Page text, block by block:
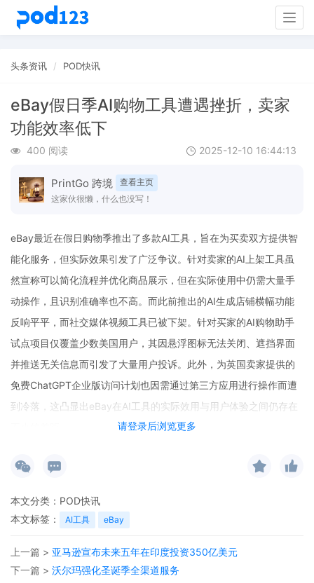
头条资讯 POD快讯
eBay假日季AI购物工具遭遇挫折，卖家
功能效率低下
400 阅读 2025-12-10 16:44:13
PrintGo 跨境
查看主页
这家伙很懒，什么也没写！
请登录后浏览更多
eBay最近在假日购物季推出了多款AI工具，旨在为买卖双方提供智
能化服务，但实际效果引发了广泛争议。针对卖家的AI上架工具虽
然宣称可以简化流程并优化商品展示，但在实际使用中仍需大量手
动操作，且识别准确率也不高。而此前推出的AI生成店铺横幅功能
反响平平，而社交媒体视频工具已被下架。针对买家的AI购物助手
试点项目仅覆盖少数美国用户，其因悬浮图标无法关闭、遮挡界面
并推送无关信息而引发了大量用户投诉。此外，为英国卖家提供的
免费ChatGPT企业版访问计划也因需通过第三方应用进行操作而遭
到冷落，这凸显出eBay在AI工具的实际效用与用户体验之间仍存在
本文分类： POD快讯
本文标签：
AI工具 eBay
上一篇 > 亚马逊宣布未来五年在印度投资350亿美元
下一篇 > 沃尔玛强化圣诞季全渠道服务